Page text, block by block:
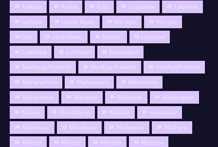
Kolkata
Korba Kota l Lucknow
Lakhnow
Lalitpur
Latest News life style
lifestyle
Live
Local News London
Lucknow
Ludhiana
Lukhnow
Machalpur
Madhaya Pradesh
Madhya Pradesh
madhyaPradesh
Maharashtra
Maharastra
Maharatra
Maharshtra
Mainpuri Makdone
Malhargarh
Malwa
Mandideep Mandla
mandosur
Mandsaur
Mandsuar Manmpuri
Mathura
Meerut
Mexico Morena
Moscow